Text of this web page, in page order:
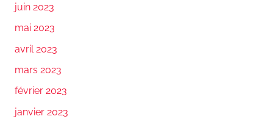
juin 2023
mai 2023
avril 2023
mars 2023
février 2023
janvier 2023